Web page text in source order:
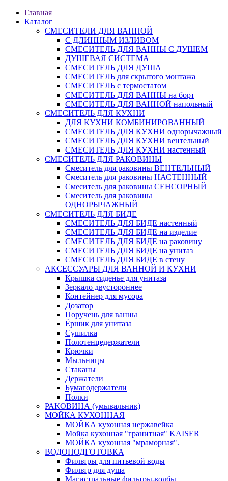
Главная
Каталог
СМЕСИТЕЛИ ДЛЯ ВАННОЙ
С ДЛИННЫМ ИЗЛИВОМ
СМЕСИТЕЛЬ ДЛЯ ВАННЫ С ДУШЕМ
ДУШЕВАЯ СИСТЕМА
СМЕСИТЕЛЬ ДЛЯ ДУША
СМЕСИТЕЛЬ для скрытого монтажа
СМЕСИТЕЛЬ с термостатом
СМЕСИТЕЛЬ ДЛЯ ВАННЫ на борт
СМЕСИТЕЛЬ ДЛЯ ВАННОЙ напольный
СМЕСИТЕЛЬ ДЛЯ КУХНИ
ДЛЯ КУХНИ КОМБИНИРОВАННЫЙ
СМЕСИТЕЛЬ ДЛЯ КУХНИ однорычажный
СМЕСИТЕЛЬ ДЛЯ КУХНИ вентельный
СМЕСИТЕЛЬ ДЛЯ КУХНИ настенный
СМЕСИТЕЛЬ ДЛЯ РАКОВИНЫ
Смеситель для раковины ВЕНТЕЛЬНЫЙ
Смеситель для раковины НАСТЕННЫЙ
Смеситель для раковины СЕНСОРНЫЙ
Смеситель для раковины
ОДНОРЫЧАЖНЫЙ
СМЕСИТЕЛЬ ДЛЯ БИДЕ
СМЕСИТЕЛЬ ДЛЯ БИДЕ настенный
СМЕСИТЕЛЬ ДЛЯ БИДЕ на изделие
СМЕСИТЕЛЬ ДЛЯ БИДЕ на раковину
СМЕСИТЕЛЬ ДЛЯ БИДЕ на унитаз
СМЕСИТЕЛЬ ДЛЯ БИДЕ в стену
АКСЕССУАРЫ ДЛЯ ВАННОЙ И КУХНИ
Крышка сиденье для унитаза
Зеркало двустороннее
Контейнер для мусора
Дозатор
Поручень для ванны
Ёршик для унитаза
Сушилка
Полотенцедержатели
Крючки
Мыльницы
Стаканы
Держатели
Бумагодержатели
Полки
РАКОВИНА (умывальник)
МОЙКА КУХОННАЯ
МОЙКА кухонная нержавейка
Мойка кухонная "гранитная" KAISER
МОЙКА кухонная "мраморная".
ВОДОПОДГОТОВКА
Фильтры для питьевой воды
Фильтр для душа
Магистральные фильтры-колбы